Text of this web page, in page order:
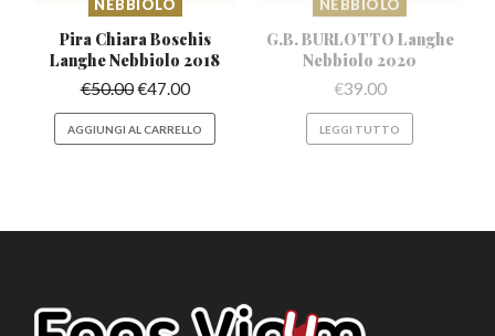
NEBBIOLO
Pira Chiara Boschis
LangheNebbiolo 2018
€50.00€47.00
AGGIUNGI AL CARRELLO
NEBBIOLO
G.B. BURLOTTO Langhe
Nebbiolo 2020
€39.00
LEGGI TUTTO